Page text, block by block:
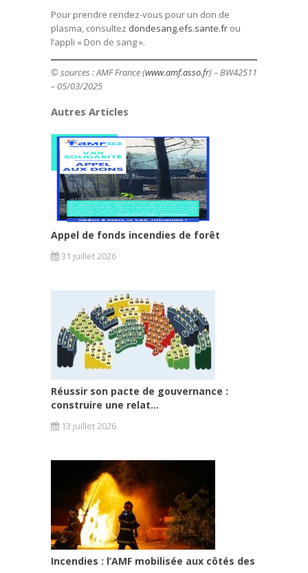
Pour prendre rendez-vous pour un don de
plasma, consultez dondesang.efs.sante.fr ou
l’appli « Don de sang ».
© sources : AMF France (www.amf.asso.fr) – BW42511
– 05/03/2025
Autres Articles
Appel de fonds incendies de forêt
31 juillet 2026
Réussir son pacte de gouvernance :
construire une relat...
13 juillet 2026
Incendies : l’AMF mobilisée aux côtés des